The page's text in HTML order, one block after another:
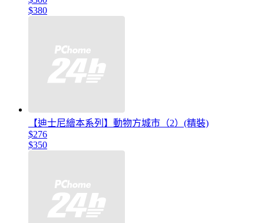
$380
【迪士尼繪本系列】動物方城市（2）(精裝)
$276
$350